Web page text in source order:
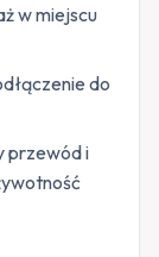
w miejscu
do
przewód i